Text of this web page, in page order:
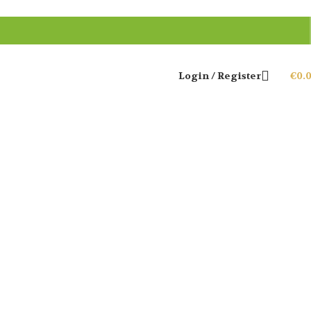
Login / Register €